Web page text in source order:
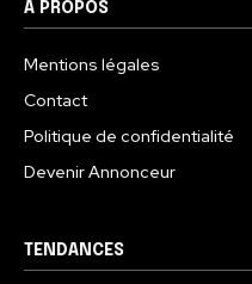
A PROPOS
Mentions légales
Contact
Politique de confidentialité
Devenir Annonceur
TENDANCES